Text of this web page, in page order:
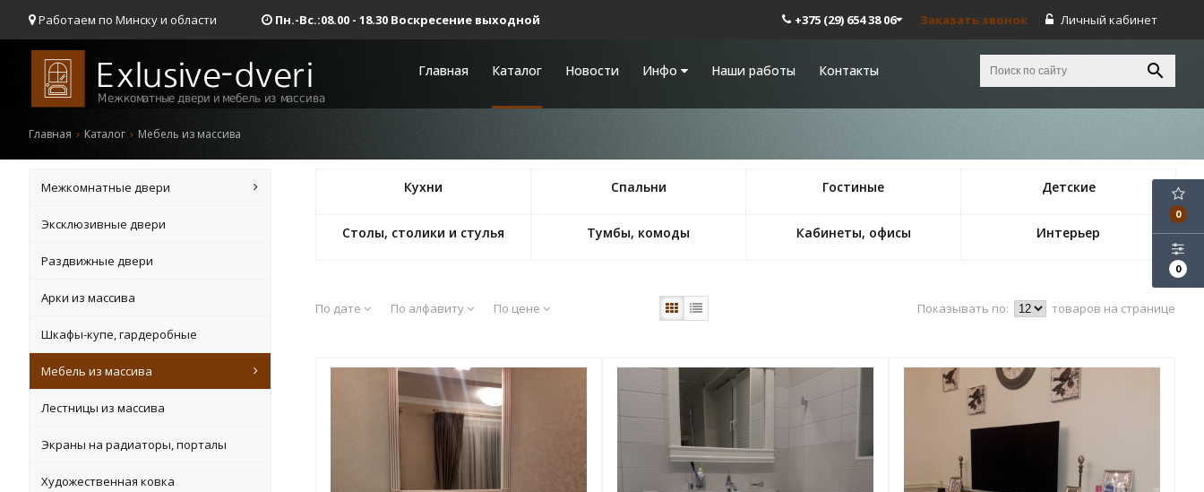
Работаем по Минску и области Пн.-Вс.:08.00 - 18.30 Воскресение выходной Личный кабинет
Заказать звонок
+375 (29) 654 38 06
Главная Каталог Новости Инфо Наши работы Контакты
Главная Каталог Мебель из массива
0
0
Межкомнатные двери
Эксклюзивные двери
Раздвижные двери
Арки из массива
Шкафы-купе, гардеробные
Мебель из массива
Лестницы из массива
Экраны на радиаторы, порталы
Художественная ковка
Кухни Спальни Гостиные Детские
Столы, столики и стулья Тумбы, комоды Кабинеты, офисы Интерьер
По дате По алфавиту По цене Показывать по: товаров на странице